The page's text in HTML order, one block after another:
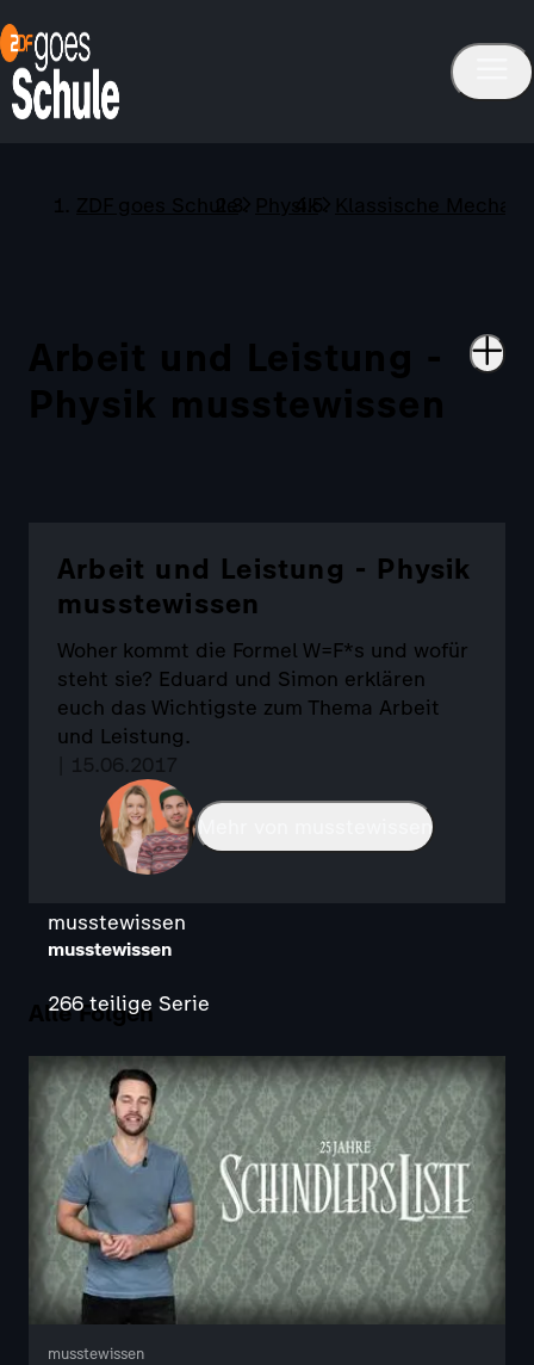
ZDF goes Schule Physik Klassische
Arbeit und Leistung -
Physik musstewissen
Arbeit und Leistung - Physik
musstewissen
Woher kommt die Formel W=F*s und wofür
steht sie? Eduard und Simon erklären
euch das Wichtigste zum Thema Arbeit
und Leistung.
| 15.06.2017
Mehr von musstewissen
Alle Folgen
musstewissen
musstewissen
266 teilige Serie
musstewissen